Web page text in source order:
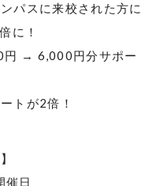
パスに来校された方に
に！
円 → 6,000円分サポー
トが2倍！
催日